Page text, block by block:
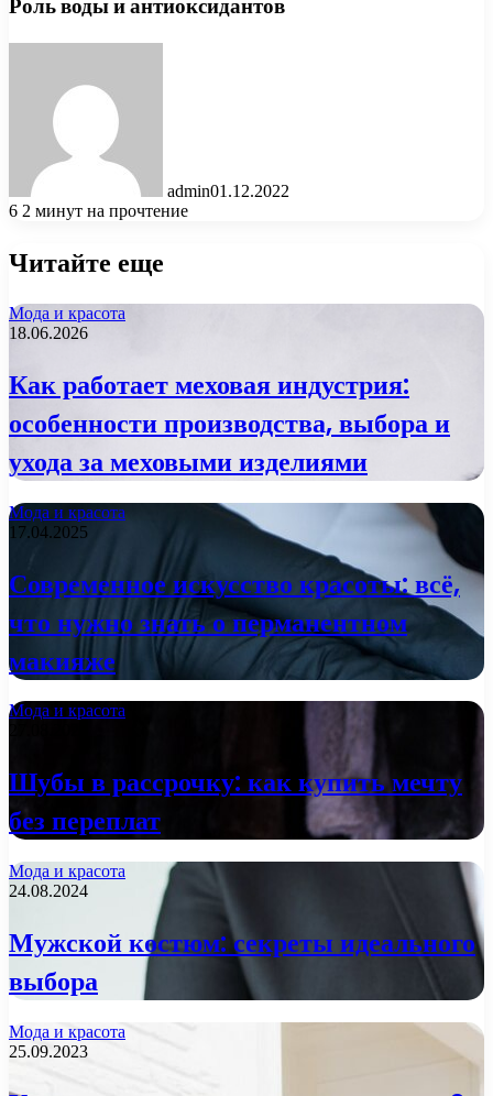
Роль воды и антиоксидантов
admin01.12.2022
6 2 минут на прочтение
Читайте еще
Мода и красота
18.06.2026
Как работает меховая индустрия:
особенности производства, выбора и
ухода за меховыми изделиями
Мода и красота
17.04.2025
Современное искусство красоты: всё,
что нужно знать о перманентном
макияже
Мода и красота
Шубы в рассрочку: как купить мечту
без переплат
Мода и красота
24.08.2024
Мужской костюм: секреты идеального
выбора
Мода и красота
25.09.2023